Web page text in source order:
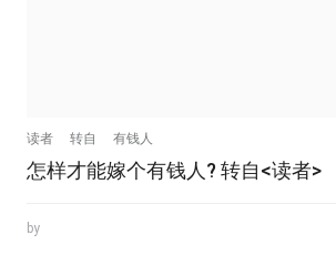
读者 转自 有钱人
怎样才能嫁个有钱人? 转自<读者>
by